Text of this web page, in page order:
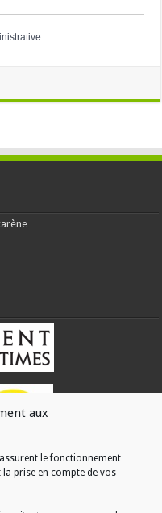
aux
le fonctionnement
prise en compte de vos